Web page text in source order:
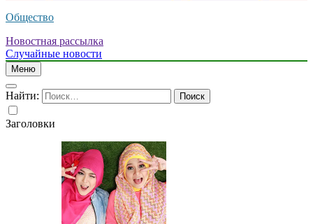
Общество
Новостная рассылка
Случайные новости
Меню
Найти:
Заголовки